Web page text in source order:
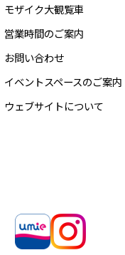
モザイク大観覧車
営業時間のご案内
お問い合わせ
イベントスペースのご案内
ウェブサイトについて